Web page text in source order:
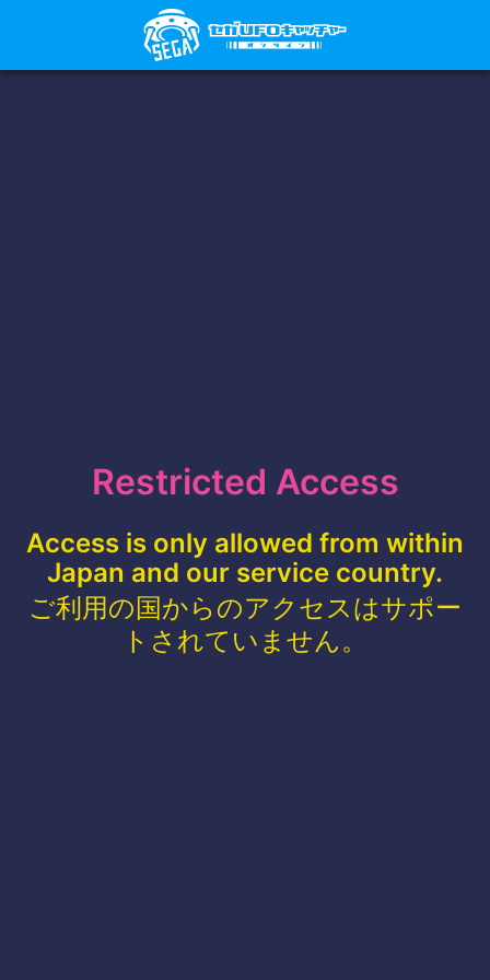
Restricted Access
Access is only allowed from within
Japan and our service country.
ご利用の国からのアクセスはサポー
トされていません。